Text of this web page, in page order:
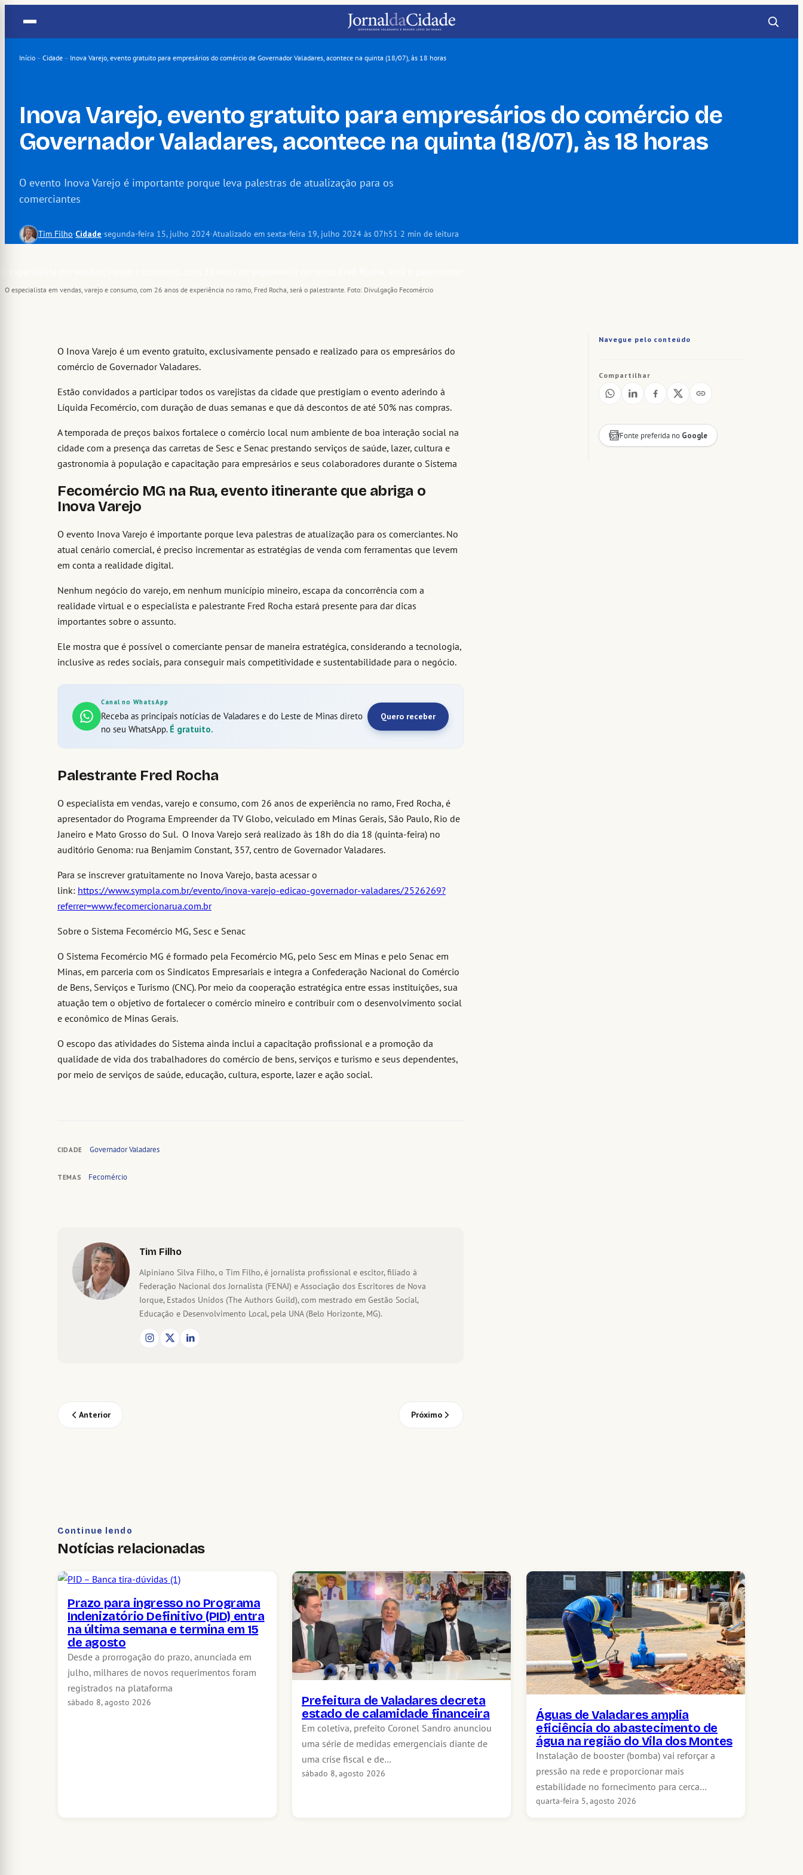
conteúdo
Início – Cidade – Inova Varejo, evento gratuito para empresários do comércio de Governador Valadares, acontece na quinta (18/07), às 18 horas
Inova Varejo, evento gratuito para empresários do comércio de
Governador Valadares, acontece na quinta (18/07), às 18 horas
O evento Inova Varejo é importante porque leva palestras de atualização para os
comerciantes
Tim Filho·Cidade·segunda-feira 15, julho 2024·Atualizado em sexta-feira 19, julho 2024 às 07h51·2 min de leitura
O especialista em vendas, varejo e consumo, com 26 anos de experiência no ramo, Fred Rocha, será o palestrante. Foto: Divulgação Fecomércio
Navegue pelo conteúdo
Compartilhar
Fonte preferida no Google
O Inova Varejo é um evento gratuito, exclusivamente pensado e realizado para os empresários do
comércio de Governador Valadares.
Estão convidados a participar todos os varejistas da cidade que prestigiam o evento aderindo à
Líquida Fecomércio, com duração de duas semanas e que dá descontos de até 50% nas compras.
A temporada de preços baixos fortalece o comércio local num ambiente de boa interação social na
cidade com a presença das carretas de Sesc e Senac prestando serviços de saúde, lazer, cultura e
gastronomia à população e capacitação para empresários e seus colaboradores durante o Sistema
Fecomércio MG na Rua, evento itinerante que abriga o
Inova Varejo
O evento Inova Varejo é importante porque leva palestras de atualização para os comerciantes. No
atual cenário comercial, é preciso incrementar as estratégias de venda com ferramentas que levem
em conta a realidade digital.
Nenhum negócio do varejo, em nenhum município mineiro, escapa da concorrência com a
realidade virtual e o especialista e palestrante Fred Rocha estará presente para dar dicas
importantes sobre o assunto.
Ele mostra que é possível o comerciante pensar de maneira estratégica, considerando a tecnologia,
inclusive as redes sociais, para conseguir mais competitividade e sustentabilidade para o negócio.
Canal no WhatsApp
Receba as principais notícias de Valadares e do Leste de Minas direto
no seu WhatsApp. É gratuito.
Quero receber
Palestrante Fred Rocha
O especialista em vendas, varejo e consumo, com 26 anos de experiência no ramo, Fred Rocha, é
apresentador do Programa Empreender da TV Globo, veiculado em Minas Gerais, São Paulo, Rio de
Janeiro e Mato Grosso do Sul. O Inova Varejo será realizado às 18h do dia 18 (quinta-feira) no
auditório Genoma: rua Benjamim Constant, 357, centro de Governador Valadares.
Para se inscrever gratuitamente no Inova Varejo, basta acessar o
link: https://www.sympla.com.br/evento/inova-varejo-edicao-governador-valadares/2526269?
referrer=www.fecomercionarua.com.br
Sobre o Sistema Fecomércio MG, Sesc e Senac
O Sistema Fecomércio MG é formado pela Fecomércio MG, pelo Sesc em Minas e pelo Senac em
Minas, em parceria com os Sindicatos Empresariais e integra a Confederação Nacional do Comércio
de Bens, Serviços e Turismo (CNC). Por meio da cooperação estratégica entre essas instituições, sua
atuação tem o objetivo de fortalecer o comércio mineiro e contribuir com o desenvolvimento social
e econômico de Minas Gerais.
O escopo das atividades do Sistema ainda inclui a capacitação profissional e a promoção da
qualidade de vida dos trabalhadores do comércio de bens, serviços e turismo e seus dependentes,
por meio de serviços de saúde, educação, cultura, esporte, lazer e ação social.
CIDADE Governador Valadares
TEMAS Fecomércio
Tim Filho
Alpiniano Silva Filho, o Tim Filho, é jornalista profissional e escitor, filiado à
Federação Nacional dos Jornalista (FENAJ) e Associação dos Escritores de Nova
Iorque, Estados Unidos (The Authors Guild), com mestrado em Gestão Social,
Educação e Desenvolvimento Local, pela UNA (Belo Horizonte, MG).
Anterior Próximo
Continue lendo
Notícias relacionadas
Prazo para ingresso no Programa
Indenizatório Definitivo (PID) entra
na última semana e termina em 15
de agosto
Desde a prorrogação do prazo, anunciada em
julho, milhares de novos requerimentos foram
registrados na plataforma
sábado 8, agosto 2026
Prefeitura de Valadares decreta
estado de calamidade financeira
Em coletiva, prefeito Coronel Sandro anunciou
uma série de medidas emergenciais diante de
uma crise fiscal e de…
sábado 8, agosto 2026
Águas de Valadares amplia
eficiência do abastecimento de
água na região do Vila dos Montes
Instalação de booster (bomba) vai reforçar a
pressão na rede e proporcionar mais
estabilidade no fornecimento para cerca…
quarta-feira 5, agosto 2026